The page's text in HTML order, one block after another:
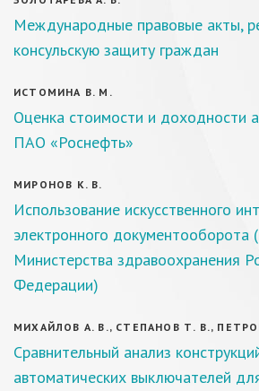
Международные правовые акты,
консульскую защиту граждан
ИСТОМИНА В. М.
Оценка стоимости и доходности
ПАО «Роснефть»
МИРОНОВ К. В.
Использование искусственного
электронного документооборота
Министерства здравоохранения
Федерации)
МИХАЙЛОВ А. В., СТЕПАНОВ Т. В.,
Сравнительный анализ
автоматических выключателей